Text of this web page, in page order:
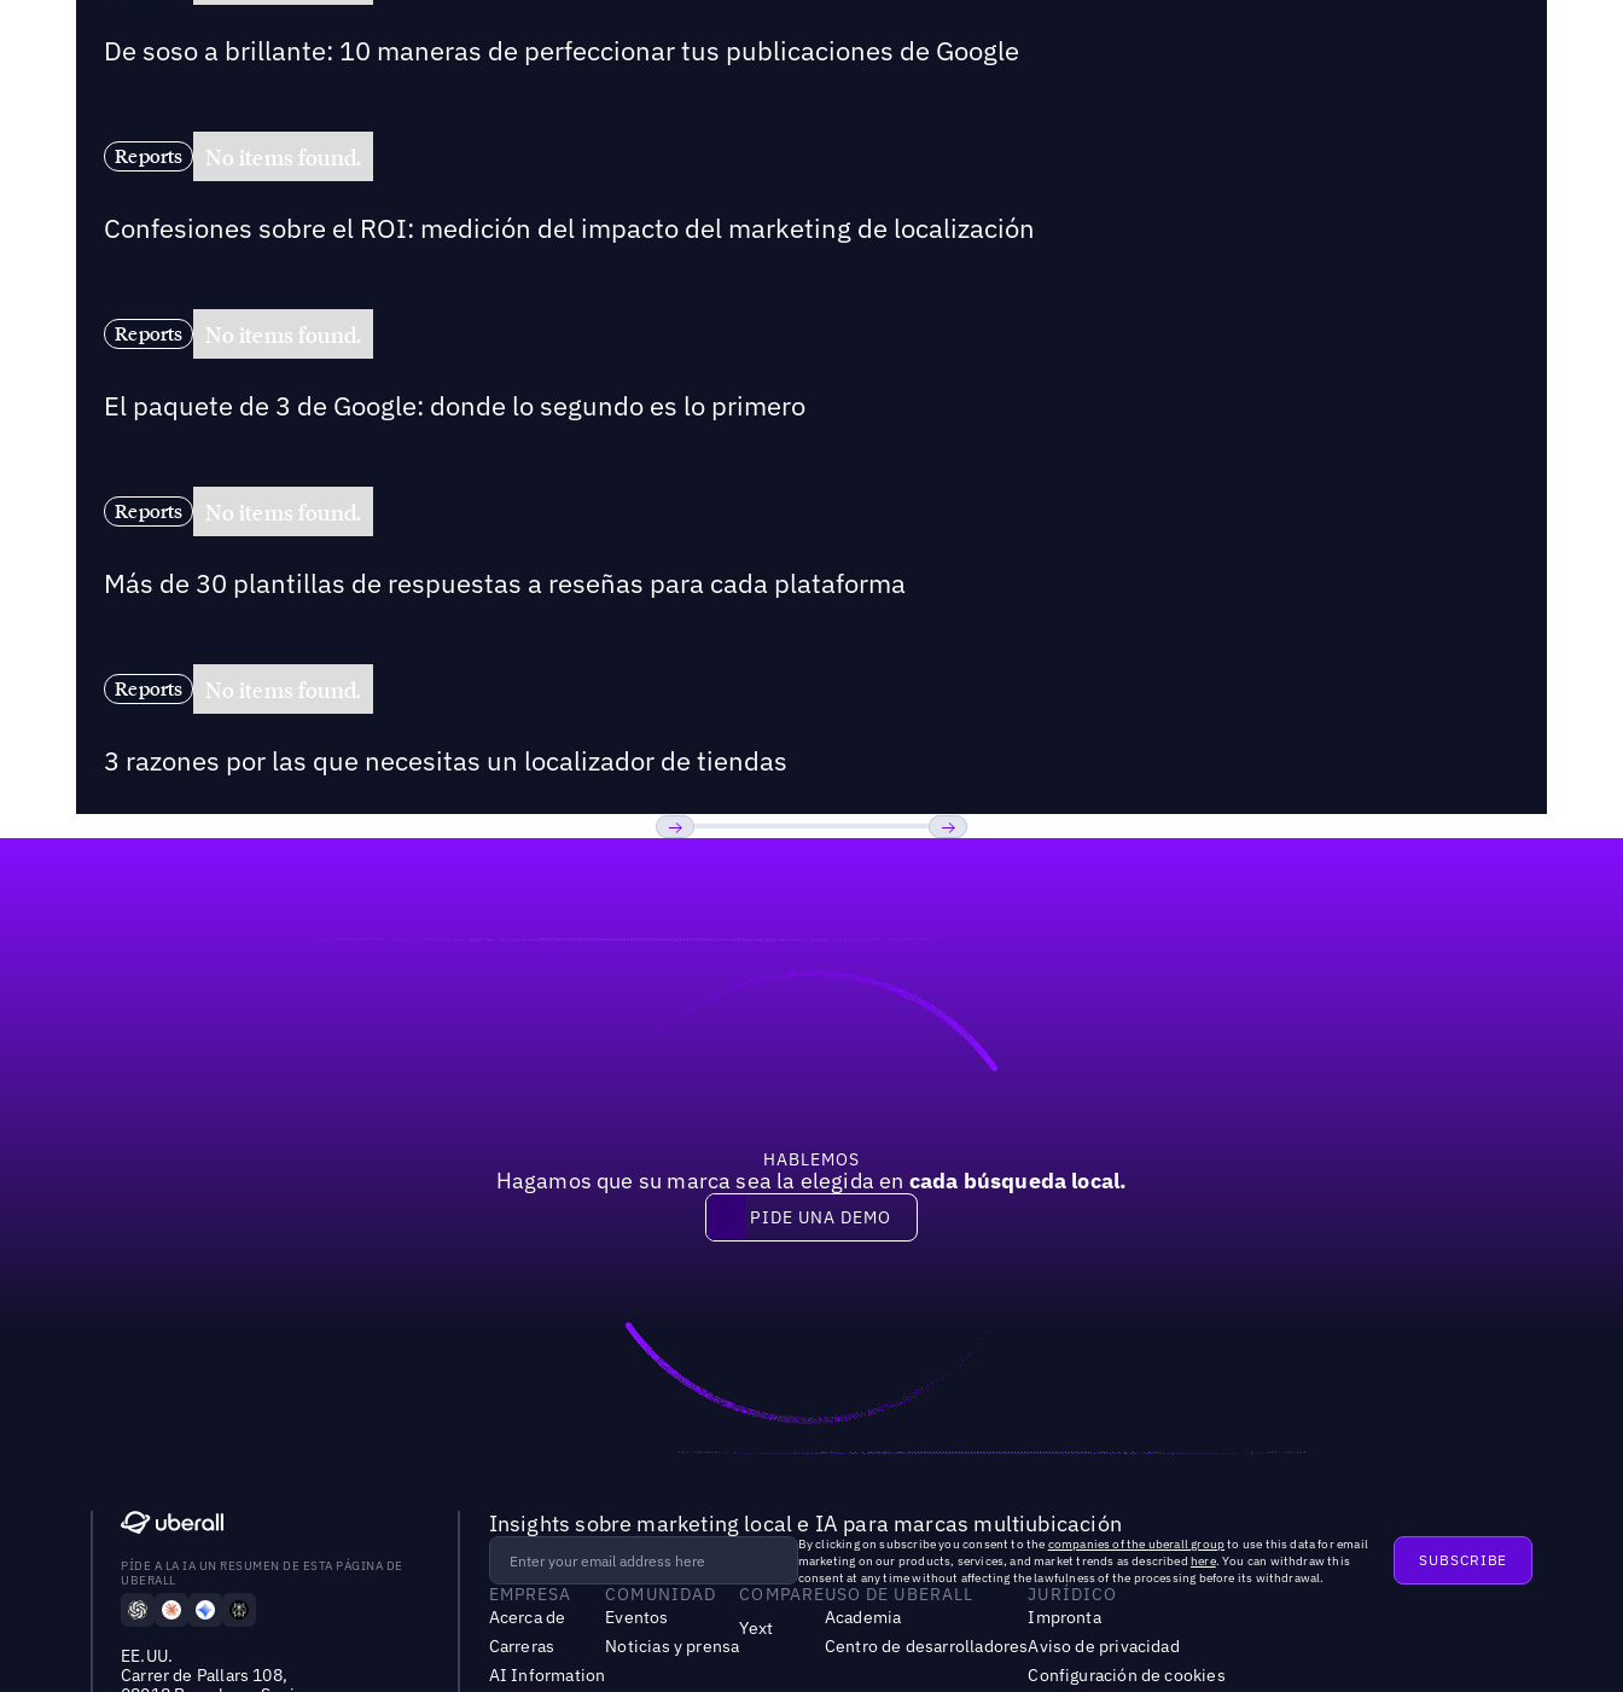
De soso a brillante: 10 maneras de perfeccionar tus publicaciones de Google
Reports No items found.
Confesiones sobre el ROI: medición del impacto del marketing de localización
Reports No items found.
El paquete de 3 de Google: donde lo segundo es lo primero
Reports No items found.
Más de 30 plantillas de respuestas a reseñas para cada plataforma
Reports No items found.
3 razones por las que necesitas un localizador de tiendas
HABLEMOS
Hagamos que su marca sea la elegida en cada búsqueda local.
Pide una demo
PIDE UNA DEMO
PÍDE A LA IA UN RESUMEN DE ESTA PÁGINA DE
UBERALL
EE.UU.
Carrer de Pallars 108,
Insights sobre marketing local e IA para marcas multiubicación
By clicking on subscribe you consent to the companies of the uberall groupto use this data for email
marketing on our products, services, and market trends as described here. You can withdraw this
consent at any time without affecting the lawfulness of the processing before its withdrawal.
EMPRESA
Acerca de
Carreras
AI Information
COMUNIDAD
Eventos
Noticias y prensa
COMPARE
Yext
USO DE UBERALL
Academia
Centro de desarrolladores
JURÍDICO
Impronta
Aviso de privacidad
Configuración de cookies